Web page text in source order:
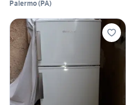
Palermo(PA)